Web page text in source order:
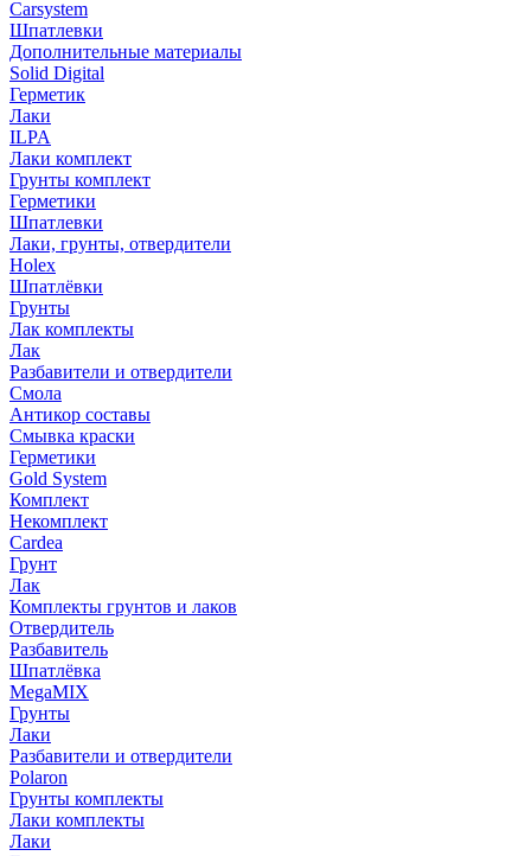
Carsystem
Шпатлевки
Дополнительные материалы
Solid Digital
Герметик
Лаки
ILPA
Лаки комплект
Грунты комплект
Герметики
Шпатлевки
Лаки, грунты, отвердители
Holex
Шпатлёвки
Грунты
Лак комплекты
Лак
Разбавители и отвердители
Смола
Антикор составы
Смывка краски
Герметики
Gold System
Комплект
Некомплект
Cardea
Грунт
Лак
Комплекты грунтов и лаков
Отвердитель
Разбавитель
Шпатлёвка
MegaMIX
Грунты
Лаки
Разбавители и отвердители
Polaron
Грунты комплекты
Лаки комплекты
Лаки